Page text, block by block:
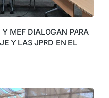
MEF DIALOGAN PARA
Y LAS JPRD EN EL